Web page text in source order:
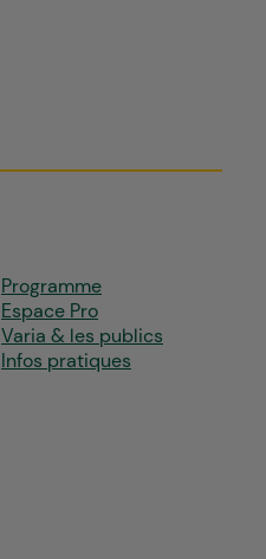
Programme
Espace Pro
Varia & les publics
Infos pratiques